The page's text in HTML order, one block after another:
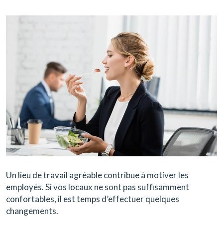
Un lieu de travail agréable contribue à motiver les
employés. Si vos locaux ne sont pas suffisamment
confortables, il est temps d’effectuer quelques
changements.